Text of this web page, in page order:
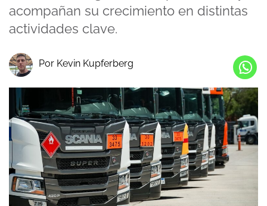
acompañan su crecimiento en distintas
actividades clave.
Por Kevin Kupferberg